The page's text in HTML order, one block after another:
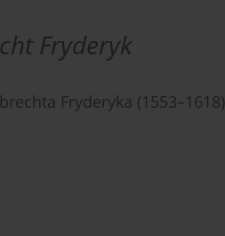
Fryderyk
Fryderyka (1553–1618)